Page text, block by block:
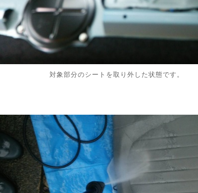
対象部分のシートを取り外した状態です。